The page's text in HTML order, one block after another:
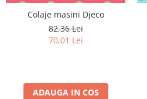
Colaje masini Djeco
82,36 Lei
70,01 Lei
ADAUGA IN COS